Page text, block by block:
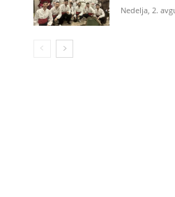
Nedelja, 2.